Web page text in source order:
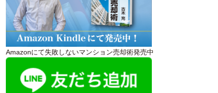
Amazonにて失敗しないマンション売却術発売中